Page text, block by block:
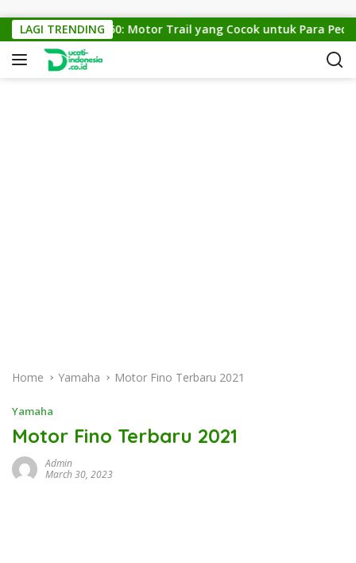
LAGI TRENDING
KTM Cross 150: Motor Trail yang Cocok untuk Para
Home Yamaha Motor Fino Terbaru 2021
Yamaha
Motor Fino Terbaru 2021
Admin
March 30, 2023